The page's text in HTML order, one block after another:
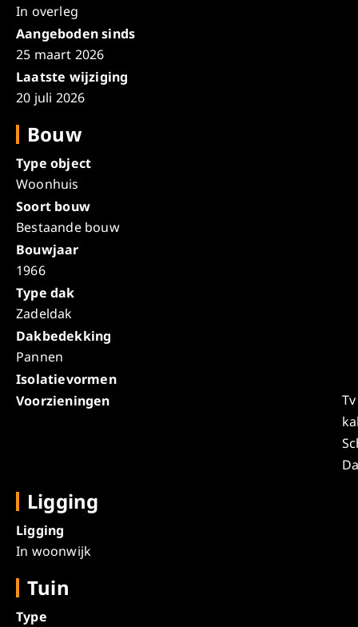
In overleg
Aangeboden sinds
25 maart 2026
Laatste wijziging
20 juli 2026
Bouw
Type object
Woonhuis
Soort bouw
Bestaande bouw
Bouwjaar
1966
Type dak
Zadeldak
Dakbedekking
Pannen
Isolatievormen
Voorzieningen
Tv
Ligging
Ligging
In woonwijk
Tuin
Type